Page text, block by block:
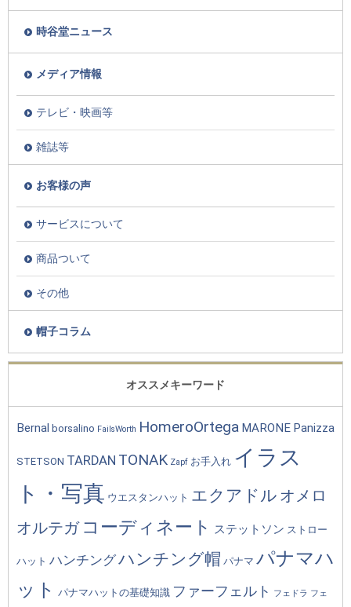
時谷堂ニュース
メディア情報
テレビ・映画等
雑誌等
お客様の声
サービスについて
商品ついて
その他
帽子コラム
オススメキーワード
Bernal borsalino FailsWorth HomeroOrtega MARONE Panizza
STETSON TARDAN TONAK Zapf お手入れ イラス
ト・写真 ウエスタンハット エクアドル オメロ
オルテガ コーディネート ステットソン ストロー
ハット ハンチングハンチング帽 パナマ パナマハ
ット
パナマハットの基礎知識 ファーフェルト フェドラ フェ